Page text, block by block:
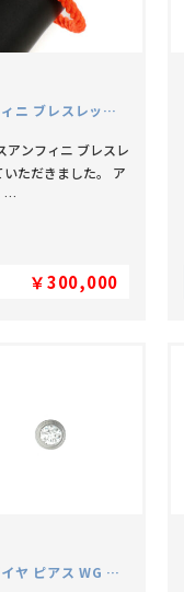
シャンス アンフィニ ブレスレット ハーフダイヤモンド バックル ラージモデル K18 PG
アンフィニ ブレスレ
ただきました。 ア
…
￥300,000
ダムール MM ダイヤ ピアス WG ディアマン レジェ